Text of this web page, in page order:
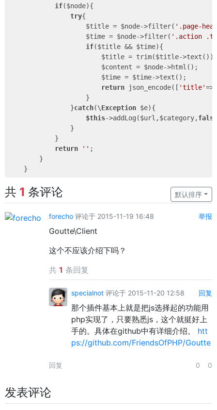
if($node){
try{
                    $title = $node->filter(
'.page-
                    $time = $node->filter(
'.action
if($title && $time){
                        $title = trim($title->text());
                        $content = $node->html();
                        $time = $time->text();
return json_encode([ 'title'
                    }
                }
catch(\Exception $e){
$this->addLog($url,$category,false
                }
            }
return
'' ;
        }
共 1 条评论 默认排序
forecho 评论于 2015-11-19 16:48 举报
Goutte\Client
这个不应该介绍下吗？
共 1 条回复
specialnot 评论于 2015-11-20 12:58 回复
那个插件基本上就是把js选择起的功能用
php实现了，只要熟悉js，这个就挺好上
手的。具体在github中有详细介绍。 htt
ps://github.com/FriendsOfPHP/Goutte
回复 0 0
发表评论